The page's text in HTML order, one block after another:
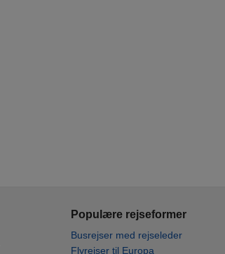
Populære rejseformer
Busrejser med rejseleder
Flyrejser til Europa